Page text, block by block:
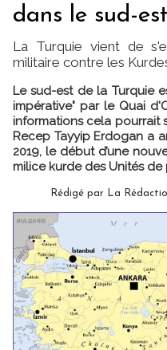
dans le sud-est
La Turquie vient de
militaire contre les
Le sud-est de la Turquie
impérative" par le Quai
informations cela pourrait
Recep Tayyip Erdogan a
2019, le début d’une
milice kurde des Unités
Rédigé par La